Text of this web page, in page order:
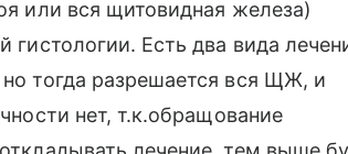
или вся щитовидная железа)
гистологии. Есть два вида
тогда разрешается вся ЩЖ, и
нет, т.к.обращование